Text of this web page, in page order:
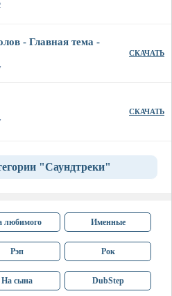
- Главная тема -
СКАЧАТЬ
СКАЧАТЬ
"Саундтреки"
любимого Именные
Рэп Рок
На сына DubStep